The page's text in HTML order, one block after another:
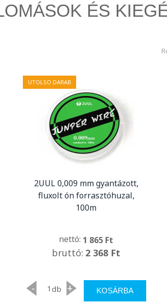
ÉS
UTOLSO DARAB
2UUL 0,009 mm gyantázott,
fluxolt ón forrasztóhuzal,
100m
nettó: 1 865 Ft
bruttó: 2 368 Ft
- db + KOSÁRBA